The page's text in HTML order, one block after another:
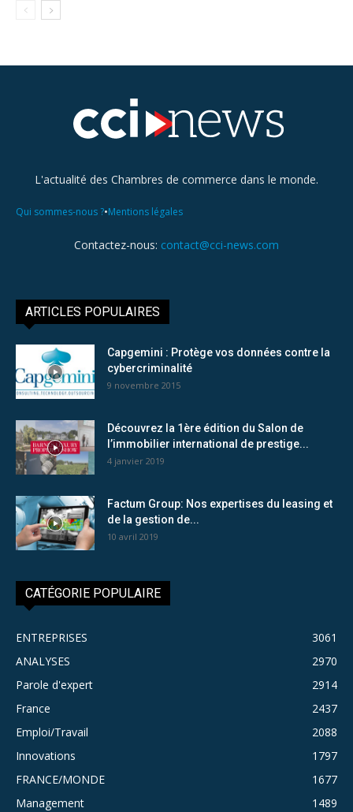
L'actualité des Chambres de commerce dans le monde.
Qui sommes-nous ?•Mentions légales
Contactez-nous: contact@cci-news.com
ARTICLES POPULAIRES
Capgemini : Protège vos données contre la
cybercriminalité
9 novembre 2015
Découvrez la 1ère édition du Salon de
l’immobilier international de prestige...
4 janvier 2019
Factum Group: Nos expertises du leasing et
de la gestion de...
10 avril 2019
CATÉGORIE POPULAIRE
ENTREPRISES
3061
ANALYSES
2970
Parole d'expert
2914
France
2437
Emploi/Travail
2088
Innovations
1797
FRANCE/MONDE
1677
Management
1489